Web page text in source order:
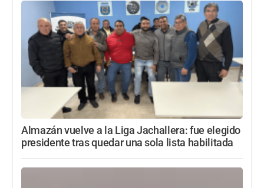
Almazán vuelve a la Liga Jachallera: fue elegido
presidente tras quedar una sola lista habilitada